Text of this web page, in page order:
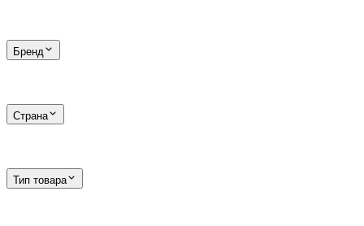
Бренд
Страна
Тип товара